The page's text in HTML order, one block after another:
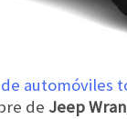
automóviles
de Jeep